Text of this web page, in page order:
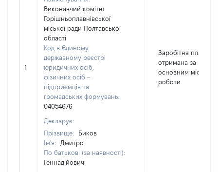
1
Виконавчий комітет
Горішньоплавнівської
міської ради Полтавської
області
Код в Єдиному
державному реєстрі
юридичних осіб,
фізичних осіб –
підприємців та
громадських формувань:
04054676
Декларує:
Прізвище:
Биков
Ім'я:
Дмитро
По батькові (за наявності):
Геннадійович
Заробітна плата
отримана за
основним місцем
роботи